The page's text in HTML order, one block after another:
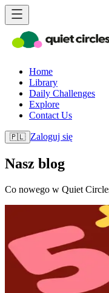
Home
Library
Daily Challenges
Explore
Contact Us
🇵🇱 Zaloguj się
Nasz blog
Co nowego w Quiet